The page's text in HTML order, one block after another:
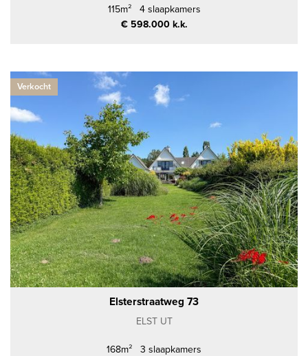
115m² 4 slaapkamers
€ 598.000 k.k.
Verkocht
Elsterstraatweg 73
ELST UT
168m² 3 slaapkamers